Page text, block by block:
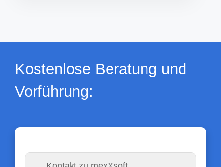
Kostenlose Beratung und
Vorführung: